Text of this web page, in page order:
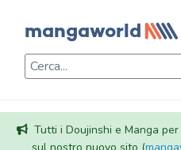
Tutti i Doujinshi e Manga